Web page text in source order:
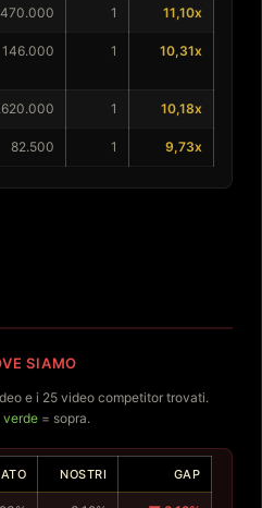
1 11,10x
146.000 1 10,31x
1 10,18x
82.500 1 9,73x
SIAMO
e i 25 video competitor trovati.
verde = sopra.
NOSTRI GAP